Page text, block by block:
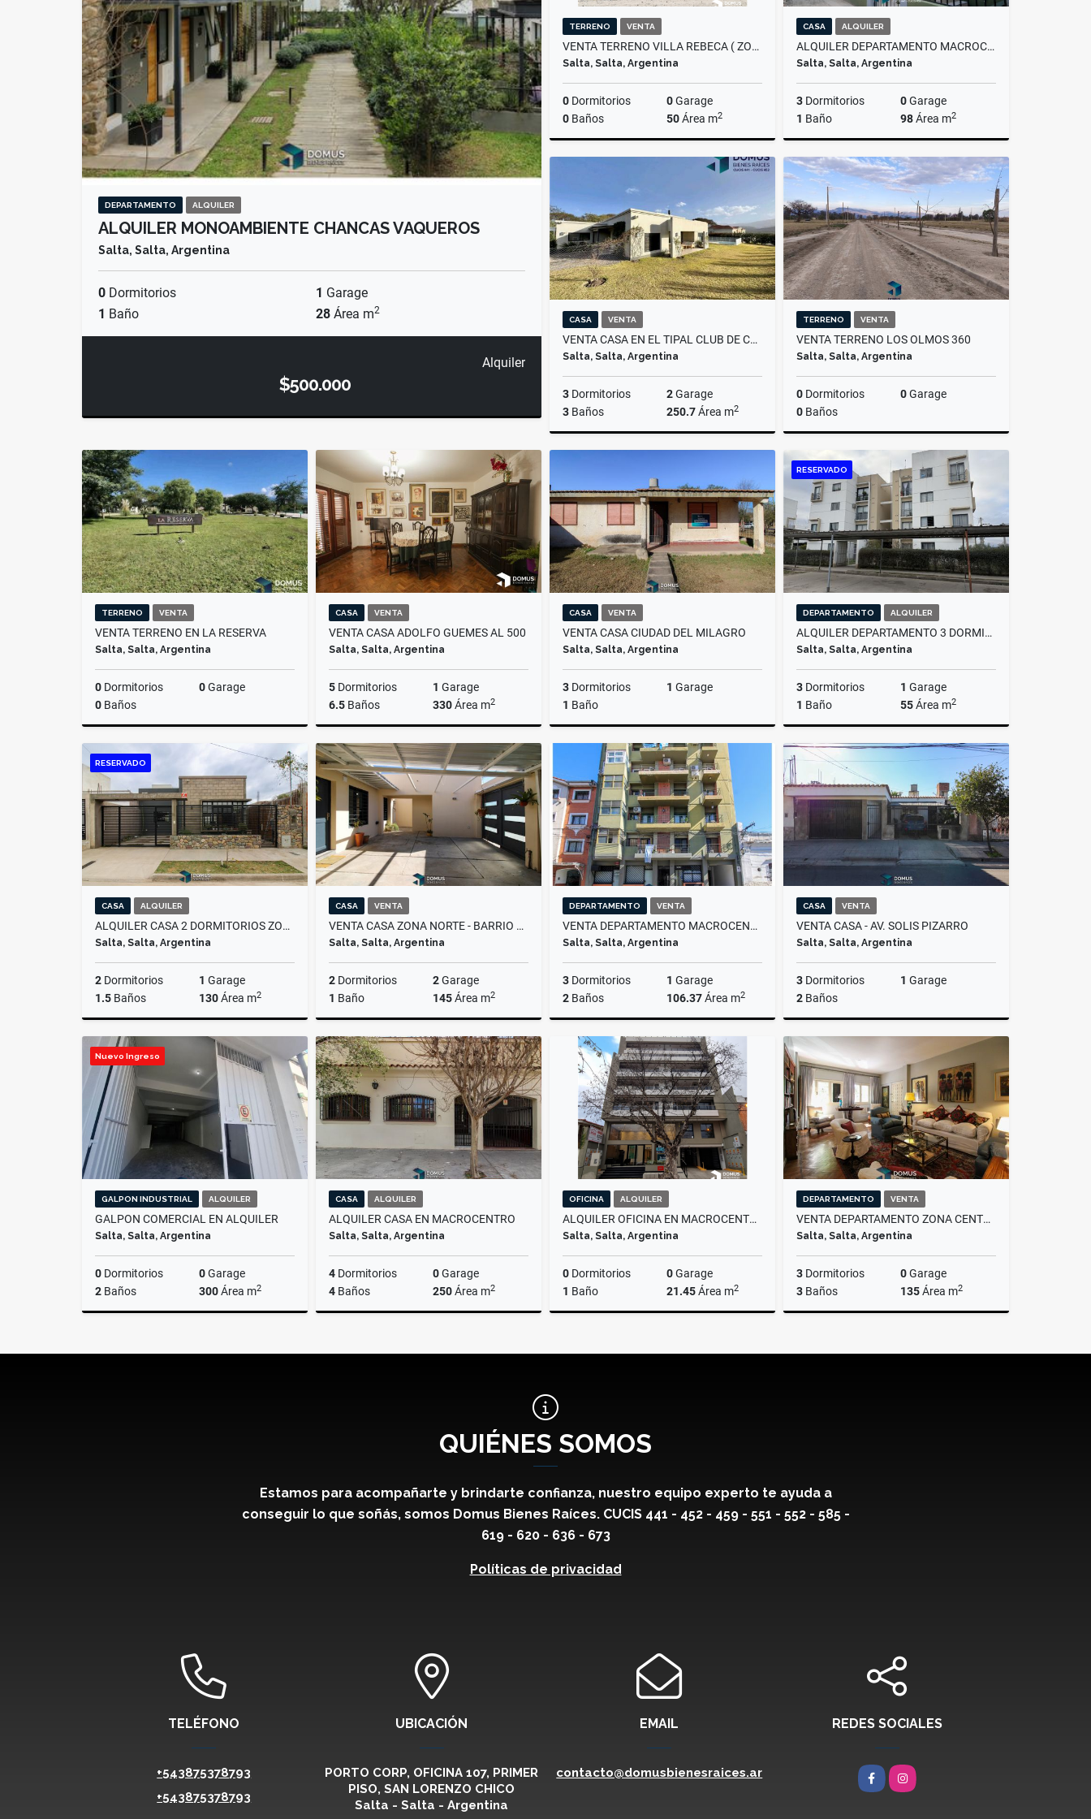
DEPARTAMENTO ALQUILER
ALQUILER MONOAMBIENTE CHANCAS VAQUEROS
Salta, Salta, Argentina
0 Dormitorios 1 Garage
1 Baño 28 Área m2
Alquiler
$500.000
TERRENO VENTA
VENTA TERRENO VILLA REBECA ( ZONA AXION )
Salta, Salta, Argentina
0 Dormitorios 0Garage
0 Baños 50Área m2
Venta
CASA ALQUILER
ALQUILER DEPARTAMENTO MACROCENTRO - AV. ARENALES AL 1700
Salta, Salta, Argentina
3 Dormitorios 0Garage
1 Baño 98Área m2
Alquiler
$650.000
CASA VENTA
VENTA CASA EN EL TIPAL CLUB DE CAMPO
Salta, Salta, Argentina
3 Dormitorios 2Garage
3 Baños 250.7Área m2
TERRENO VENTA
VENTA TERRENO LOS OLMOS 360
Salta, Salta, Argentina
0 Dormitorios 0Garage
0 Baños
Venta
US$17,000
TERRENO VENTA
VENTA TERRENO EN LA RESERVA
Salta, Salta, Argentina
0 Dormitorios 0Garage
0 Baños
Venta
US$67,000
CASA VENTA
VENTA CASA ADOLFO GUEMES AL 500
Salta, Salta, Argentina
5 Dormitorios 1 Garage
6.5 Baños 330Área m2
Venta
US$290,000
CASA VENTA
VENTA CASA CIUDAD DEL MILAGRO
Salta, Salta, Argentina
3 Dormitorios 1 Garage
1 Baño
US$75,000
RESERVADO
DEPARTAMENTO ALQUILER
ALQUILER DEPARTAMENTO 3 DORMITORIOS, AMPLIACION EL BOSQUE
Salta, Salta, Argentina
3 Dormitorios 1 Garage
1 Baño 55Área m2
Alquiler
$600.000
RESERVADO
CASA ALQUILER
ALQUILER CASA 2 DORMITORIOS ZONA SUR, LAS MARIAS
Salta, Salta, Argentina
2 Dormitorios 1 Garage
1.5 Baños 130Área m2
$1.000.000
CASA VENTA
VENTA CASA ZONA NORTE - BARRIO MIRASOLES
Salta, Salta, Argentina
2 Dormitorios 2Garage
1 Baño 145Área m2
Venta
US$95,000
DEPARTAMENTO VENTA
VENTA DEPARTAMENTO MACROCENTRO
Salta, Salta, Argentina
3 Dormitorios 1 Garage
2 Baños 106.37Área m2
Venta
US$120,000
CASA VENTA
VENTA CASA - AV. SOLIS PIZARRO
Salta, Salta, Argentina
3 Dormitorios 1 Garage
2 Baños
Venta
US$80,000
Nuevo Ingreso
GALPON INDUSTRIAL ALQUILER
GALPON COMERCIAL EN ALQUILER
Salta, Salta, Argentina
0 Dormitorios 0Garage
2 Baños 300Área m2
$2.500.000
CASA ALQUILER
ALQUILER CASA EN MACROCENTRO
Salta, Salta, Argentina
4 Dormitorios 0Garage
4 Baños 250Área m2
$2.300.000
OFICINA ALQUILER
ALQUILER OFICINA EN MACROCENTRO
Salta, Salta, Argentina
0 Dormitorios 0Garage
1 Baño 21.45Área m2
$600.000
DEPARTAMENTO VENTA
VENTA DEPARTAMENTO ZONA CENTRO MENDOZA Y CATAMARCA
Salta, Salta, Argentina
3 Dormitorios 0Garage
3 Baños 135Área m2
US$98,000
QUIÉNES SOMOS
Estamos para acompañarte y brindarte confianza, nuestro equipo experto te ayuda a
conseguir lo que soñás, somos Domus Bienes Raíces. CUCIS 441 - 452 - 459 - 551 - 552 - 585 -
619 - 620 - 636 - 673
Políticas de privacidad
TELÉFONO
+543875378793
+543875378793
UBICACIÓN
PORTO CORP, OFICINA 107, PRIMER
PISO, SAN LORENZO CHICO
Salta - Salta - Argentina
EMAIL
contacto@domusbienesraices.ar
REDES SOCIALES
FacebookInstagram